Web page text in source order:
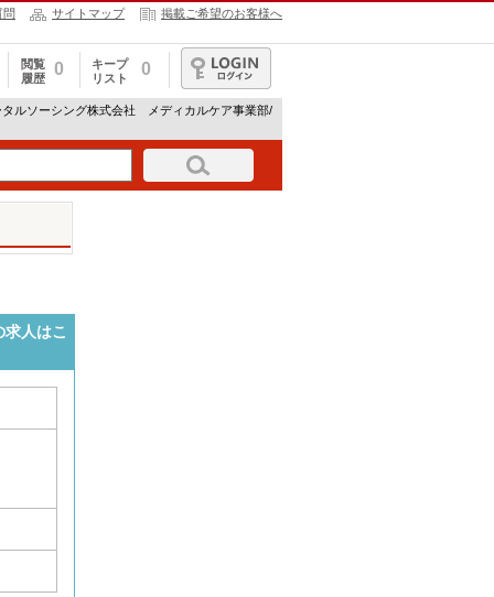
問 サイトマップ 掲載ご希望のお客様へ
閲覧
履歴
0
キープ
リスト
0
ログイン
ルソーシング株式会社 メディカルケア事業部/
人はこ